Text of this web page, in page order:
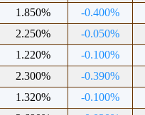
1.850% -0.400%
2.250% -0.050%
1.220% -0.100%
2.300% -0.390%
1.320% -0.100%